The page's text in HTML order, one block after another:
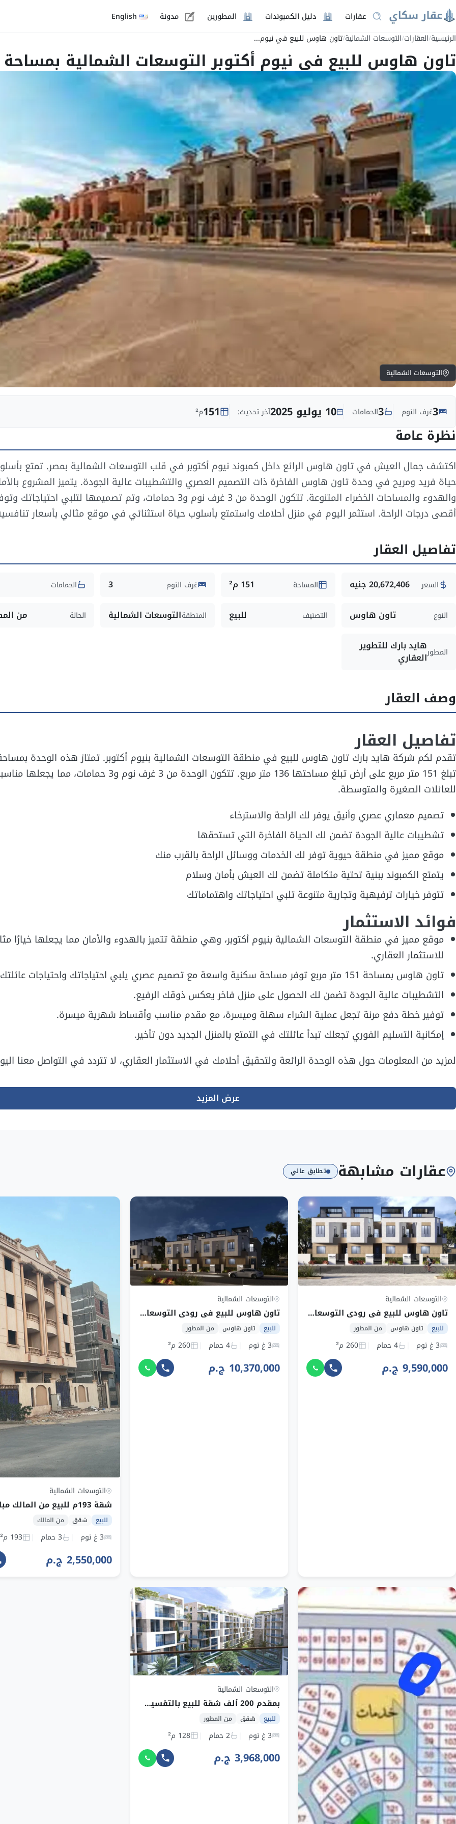
عقارات دليل الكمبوندات المطورين مدونة English
الرئيسية/العقارات/التوسعات الشمالية/تاون هاوس للبيع في نيوم...
تاون هاوس للبيع في نيوم أكتوبر التوسعات الشمالية بمساحة 151 م² وقسط 243,878 ج.م
التوسعات الشمالية
3غرف النوم 3الحمامات 10 يوليو 2025 آخر تحديث: 151م²
نظرة عامة
اكتشف جمال العيش في تاون هاوس الرائع داخل كمبوند نيوم أكتوبر في قلب التوسعات الشمالية بمصر. تمتع
حياة فريد ومريح في وحدة تاون هاوس الفاخرة ذات التصميم العصري والتشطيبات عالية الجودة. يتميز المشروع
والهدوء والمساحات الخضراء المتنوعة. تتكون الوحدة من 3 غرف نوم و3 حمامات، وتم تصميمها لتلبي احتياجاتك
أقصى درجات الراحة. استثمر اليوم في منزل أحلامك واستمتع بأسلوب حياة استثنائي في موقع مثالي بأسعار
تفاصيل العقار
السعر 20,672,406 جنيه المساحة 151 م² غرف النوم 3 الحمامات
النوع تاون هاوس التصنيف للبيع المنطقةالتوسعات الشمالية الحالة من
المطورهايد بارك للتطوير
العقاري
وصف العقار
تفاصيل العقار
تقدم لكم شركة هايد بارك تاون هاوس للبيع في منطقة التوسعات الشمالية بنيوم أكتوبر. تمتاز هذه الوحدة
تبلغ 151 متر مربع على أرض تبلغ مساحتها 136 متر مربع. تتكون الوحدة من 3 غرف نوم و3 حمامات، مما
للعائلات الصغيرة والمتوسطة.
تصميم معماري عصري وأنيق يوفر لك الراحة والاسترخاء
تشطيبات عالية الجودة تضمن لك الحياة الفاخرة التي تستحقها
موقع مميز في منطقة حيوية توفر لك الخدمات ووسائل الراحة بالقرب منك
يتمتع الكمبوند ببنية تحتية متكاملة تضمن لك العيش بأمان وسلام
تتوفر خيارات ترفيهية وتجارية متنوعة تلبي احتياجاتك واهتماماتك
فوائد الاستثمار
موقع مميز في منطقة التوسعات الشمالية بنيوم أكتوبر، وهي منطقة تتميز بالهدوء والأمان مما يجعلها خيارًا
للاستثمار العقاري.
تاون هاوس بمساحة 151 متر مربع توفر مساحة سكنية واسعة مع تصميم عصري يلبي احتياجاتك واحتياجات عائلتك.
التشطيبات عالية الجودة تضمن لك الحصول على منزل فاخر يعكس ذوقك الرفيع.
توفير خطة دفع مرنة تجعل عملية الشراء سهلة وميسرة، مع مقدم مناسب وأقساط شهرية ميسرة.
إمكانية التسليم الفوري تجعلك تبدأ عائلتك في التمتع بالمنزل الجديد دون تأخير.
لمزيد من المعلومات حول هذه الوحدة الرائعة ولتحقيق أحلامك في الاستثمار العقاري، لا تتردد في التواصل معنا
عرض المزيد
عقارات مشابهة تطابق عالي
التوسعات الشمالية
تاون هاوس للبيع في رودي التوسعات الشمالية بمساحة 260 م² وقسط 67,929 ج.م
للبيع تاون هاوس من المطور
3 غ نوم 4 حمام 260 م²
9,590,000 ج.م
التوسعات الشمالية
تاون هاوس للبيع في رودي التوسعات الشمالية بمساحة 260 م² وقسط 73,454 ج.م
للبيع تاون هاوس من المطور
3 غ نوم 4 حمام 260 م²
10,370,000 ج.م
التوسعات الشمالية
للبيع شقق من المالك
3 غ نوم 3 حمام 193 م²
2,550,000 ج.م
التوسعات الشمالية
بمقدم 200 ألف شقة للبيع بالتقسيط على أطول فترة سداد في قلب 6أكتوبر
للبيع شقق من المطور
3 غ نوم 2 حمام 128 م²
3,968,000 ج.م